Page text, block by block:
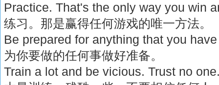
Practice. That's the only way you win
练习。那是赢得任何游戏的唯一方法。
Be prepared for anything that you
为你要做的任何事做好准备。
Train a lot and be vicious. Trust no